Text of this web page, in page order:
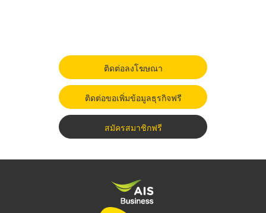
ติดต่อลงโฆษณา
ติดต่อขอเพิ่มข้อมูลธุรกิจฟรี
สมัครสมาชิกฟรี